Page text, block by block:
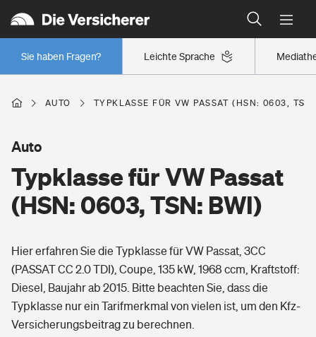
Leichte Sprache
Sie haben Fragen?
Wer versichert was: Jetzt Versicherer finden
Regionalklassen: So ist Ihre Region eingestuft
Wer versichert was: Jetzt Versicherer finden
Berufsunfähigkeitsversicherung
Erwerbsunfähigkeitsversicherung
Grundfähigkeitsversicherung
Arbeitsrechtsschutz
Berufshaftpflichtversicherung
Wohnen
Elementarversicherung
Freizeit
Pri­vate Haft­pflicht­
Gesundheit
AUTO TYPKLASSE FÜR VW PASSAT (HSN: 0603,
Typklasse für VW Passat
(HSN: 0603, TSN: BWI)
Auto
Hier erfahren Sie die Typklasse für VW Passat, 3CC
(PASSAT CC 2.0 TDI), Coupe, 135 kW, 1968 ccm, Kraftstoff:
Diesel, Baujahr ab 2015. Bitte beachten Sie, dass die
Typklasse nur ein Tarifmerkmal von vielen ist, um den Kfz-
Versicherungsbeitrag zu berechnen.